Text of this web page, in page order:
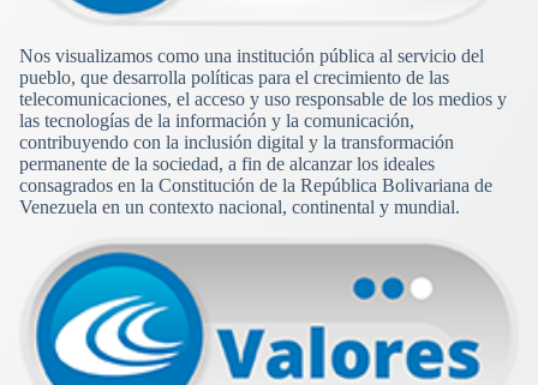
Nos visualizamos como una institución pública al servicio del
pueblo, que desarrolla políticas para el crecimiento de las
telecomunicaciones, el acceso y uso responsable de los medios y
las tecnologías de la información y la comunicación,
contribuyendo con la inclusión digital y la transformación
permanente de la sociedad, a fin de alcanzar los ideales
consagrados en la Constitución de la República Bolivariana de
Venezuela en un contexto nacional, continental y mundial.